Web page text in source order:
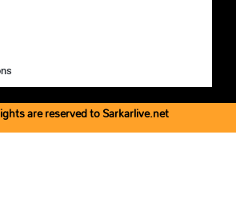
are reserved to Sarkarlive.net